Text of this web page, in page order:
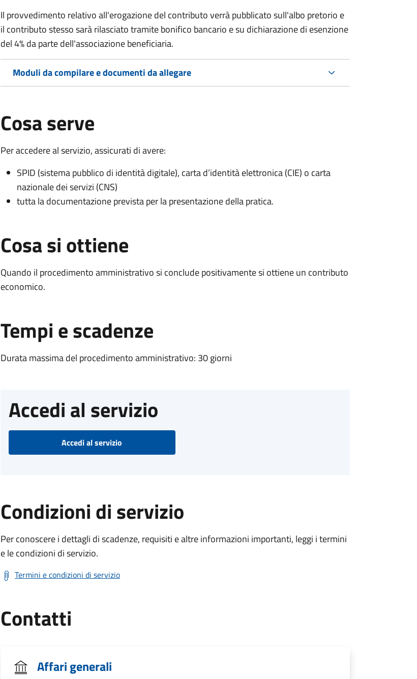
Il provvedimento relativo all'erogazione del contributo verrà pubblicato sull'albo pretorio e
il contributo stesso sarà rilasciato tramite bonifico bancario e su dichiarazione di esenzione
del 4% da parte dell'associazione beneficiaria.
Moduli da compilare e documenti da allegare
Cosa serve
Per accedere al servizio, assicurati di avere:
SPID (sistema pubblico di identità digitale), carta d’identità elettronica (CIE) o carta
nazionale dei servizi (CNS)
tutta la documentazione prevista per la presentazione della pratica.
Cosa si ottiene
Quando il procedimento amministrativo si conclude positivamente si ottiene un contributo
economico.
Tempi e scadenze
Durata massima del procedimento amministrativo: 30 giorni
Accedi al servizio
Accedi al servizio
Condizioni di servizio
Per conoscere i dettagli di scadenze, requisiti e altre informazioni importanti, leggi i termini
e le condizioni di servizio.
Termini e condizioni di servizio
Contatti
Affari generali